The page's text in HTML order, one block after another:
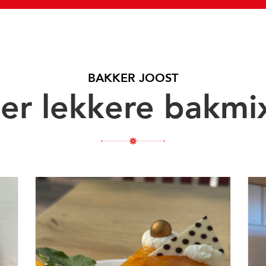
BAKKER JOOST
lekkere